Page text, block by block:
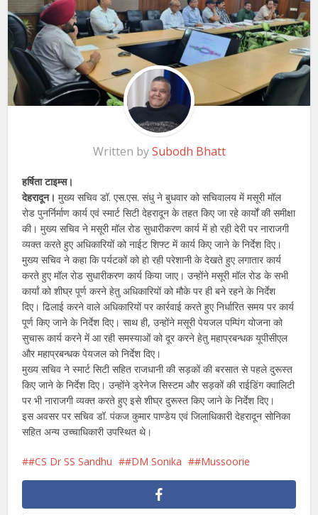
Written bySubodh Bhatt
हर्षिता टाइम्स।
देहरादून। मुख्य सचिव डॉ. एस.एस. संधु ने बुधवार को सचिवालय में मसूरी मॉल
रोड पुनर्निर्माण कार्य एवं स्मार्ट सिटी देहरादून के तहत किए जा रहे कार्यों की समीक्षा
की। मुख्य सचिव ने मसूरी मॉल रोड सुधारीकरण कार्य में हो रही देरी पर नाराजगी
व्यक्त करते हुए अधिकारियों को नाईट शिफ्ट में कार्य किए जाने के निर्देश दिए।
मुख्य सचिव ने कहा कि पर्यटकों को हो रही परेशानी के देखते हुए लगातार कार्य
करते हुए मॉल रोड सुधारीकरण कार्य किया जाए। उन्होंने मसूरी मॉल रोड के सभी
कार्यां को शीघ्र पूर्ण करने हेतु अधिकारियों को मौके पर ही बने रहने के निर्देश
दिए। ढिलाई करने वाले अधिकारियों पर कार्रवाई करते हुए निर्धारित समय पर कार्य
पूर्ण किए जाने के निर्देश दिए। साथ ही, उन्होंने मसूरी पेयजल पम्पिंग योजना को
सुचारू कार्य करने में आ रही समस्याओं को दूर करने हेतु महाप्रबन्धक यूपीसीएल
और महाप्रबन्धक पेयजल को निर्देश दिए।
मुख्य सचिव ने स्मार्ट सिटी सहित राजधानी की सड़कों की बरसात से पहले दुरूस्त
किए जाने के निर्देश दिए। उन्होंने ड्रेनेज सिस्टम और सड़कों की राईडिंग क्वालिटी
पर भी नाराजगी व्यक्त करते हुए इसे शीघ्र दुरूस्त किए जाने के निर्देश दिए।
इस अवसर पर सचिव डॉ. पंकज कुमार पाण्डेय एवं जिलाधिकारी देहरादून सोनिका
सहित अन्य उच्चाधिकारी उपस्थित थे।
#CS Dr SS Sandhu #DM Sonika #Mussoorie